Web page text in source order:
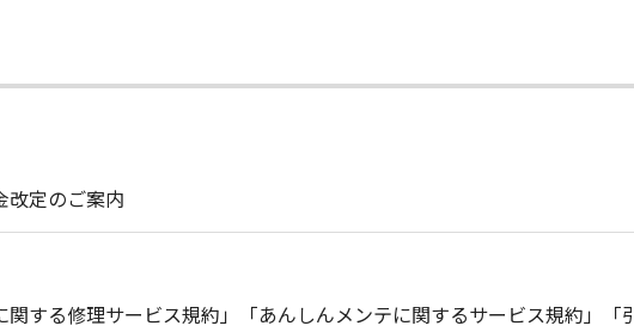
改定のご案内
関する修理サービス規約」「あんしんメンテに関するサービス規約」